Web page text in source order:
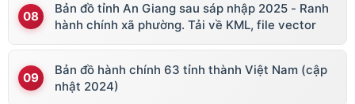
Bản đồ tỉnh An Giang sau sáp nhập 2025 - Ranh
hành chính xã phường. Tải về KML, file vector
Bản đồ hành chính 63 tỉnh thành Việt Nam (cập
nhật 2024)